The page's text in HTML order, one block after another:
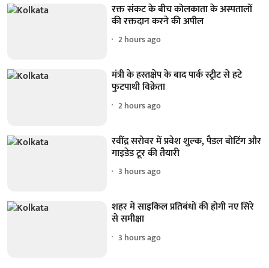
रक्त संकट के बीच कोलकाता के अस्पतालों
की रक्तदान करने की अपील
2 hours ago
मंत्री के हस्तक्षेप के बाद पार्क स्ट्रीट से हटे
फुटपाथी विक्रेता
2 hours ago
रवींद्र सरोवर में प्रवेश शुल्क, पैडल बोटिंग और
गाइडेड टूर की तैयारी
3 hours ago
शहर में साइकिल प्रतिबंधों की होगी नए सिरे
से समीक्षा
3 hours ago